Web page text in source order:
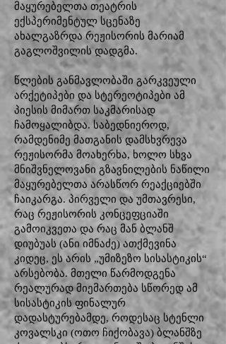
მაყურებელთა თეატრის
ექსპერიმენტულ სცენაზე
ახალგაზრდა რეჟისორის მარიამ
გაგლოშვილის დადგმა.
წლების განმავლობაში გარკვეული
არქეტიპები და სტერეოტიპები ამ
პიესის მიმართ საკმარისად
ჩამოყალიბდა. საბედნიეროდ,
რამდენიმე მათგანის დამსხვრევა
რეჟისორმა მოახერხა, ხოლო სხვა
მნიშვნელოვანი გზავნილების ნაწილი
მაყურებელთა არასწორ რეაქციებში
ჩაიკარგა. პირველი და უმთავრესი,
რაც რეჟისორის კონცეფციაში
გამოიკვეთა და რაც მან ბლანშ
დიუბუას (ანი იმნაძე) ათქმევინა
კიდეც, ეს არის „უმიზეზო სისასტიკის“
არსებობა. მთელი წარმოდგენა
რეალურად მიემართება სწორედ ამ
სისასტიკის ფინალურ
დადასტურებამდე, როდესაც სტენლი
კოვალსკი (ოთო ჩიქობავა) ბლანშზე